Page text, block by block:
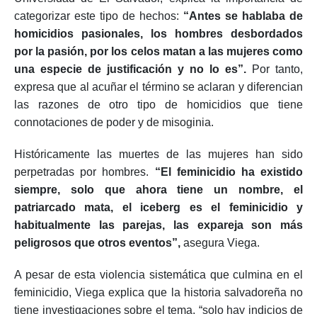
Universidad de El Salvador, explica la importancia de
categorizar este tipo de hechos:
homicidios pasionales, los hombres desbordados
por la pasión, por los celos matan a las mujeres como
una especie de justificación y no lo es”.
Por tanto,
expresa que al acuñar el término se aclaran y diferencian
las razones de otro tipo de homicidios que tiene
connotaciones de poder y de misoginia.
Históricamente las muertes de las mujeres han sido
perpetradas por hombres.
siempre, solo que ahora tiene un nombre, el
patriarcado mata, el iceberg es el feminicidio y
habitualmente las parejas, las expareja son más
peligrosos que otros eventos”, asegura Viega.
A pesar de esta violencia sistemática que culmina en el
feminicidio, Viega explica que la historia salvadoreña no